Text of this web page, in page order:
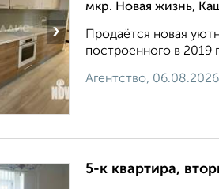
›
мкр. Новая жизнь,
Продаётся новая
построенного в 2019
Агентство, 06.08.2026
5-к квартира,